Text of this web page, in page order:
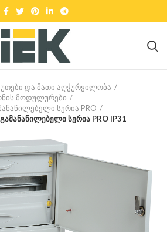
და მათი აღჭურვილობა
მოდულურები
სერია PRO
სერია PRO IP31